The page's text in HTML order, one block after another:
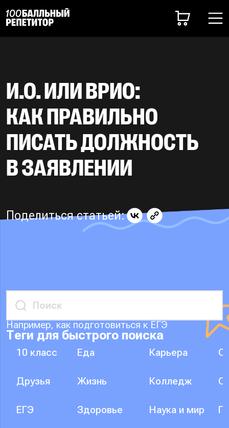
И.О. ИЛИ ВРИО:
КАК ПРАВИЛЬНО
ПИСАТЬ ДОЛЖНОСТЬ
В ЗАЯВЛЕНИИ
Поделиться статьей:
Например, как подготовиться к ЕГЭ
Теги для быстрого поиска
10 класс
Друзья
ЕГЭ
Еда
Жизнь
Здоровье
Карьера
Колледж
Наука и мир